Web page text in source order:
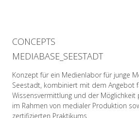
CONCEPTS
MEDIABASE_SEESTADT
Konzept für ein Medienlabor für junge
Seestadt, kombiniert mit dem Angebot
Wissensvermittlung und der Möglichkeit
im Rahmen von medialer Produktion
zertifizierten Praktikums